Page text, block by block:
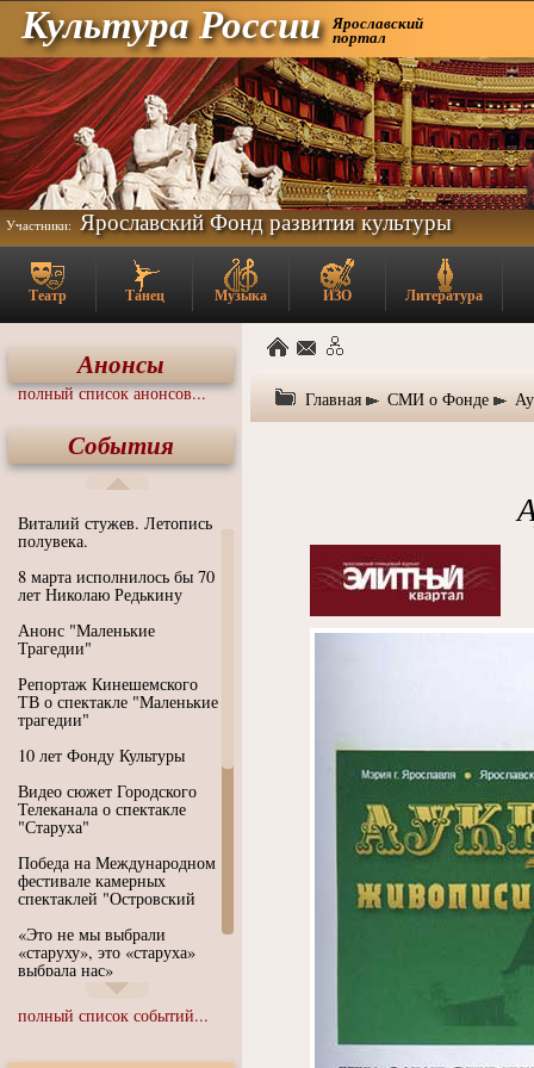
Культура России Ярославский
портал
Участники: Ярославский Фонд развития культуры
Театр Танец Музыка ИЗО Литература
Анонсы
полный список анонсов...
События
Виталий стужев. Летопись
полувека.
8 марта исполнилось бы 70
лет Николаю Редькину
Анонс "Маленькие
Трагедии"
Репортаж Кинешемского
ТВ о спектакле "Маленькие
трагедии"
10 лет Фонду Культуры
Видео сюжет Городского
Телеканала о спектакле
"Старуха"
Победа на Международном
фестивале камерных
спектаклей "Островский
«Это не мы выбрали
«старуху», это «старуха»
выбрала нас»
Иммерсивный спектакль
"Язык чистого полета
полный список событий...
Главная СМИ о Фонде